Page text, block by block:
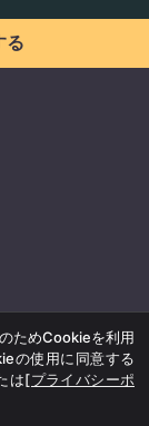
る
ためCookieを利用
の使用に同意する
は[プライバシーポ